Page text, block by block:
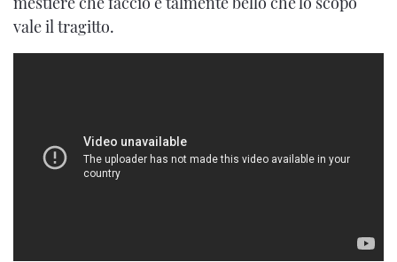
vale il tragitto.